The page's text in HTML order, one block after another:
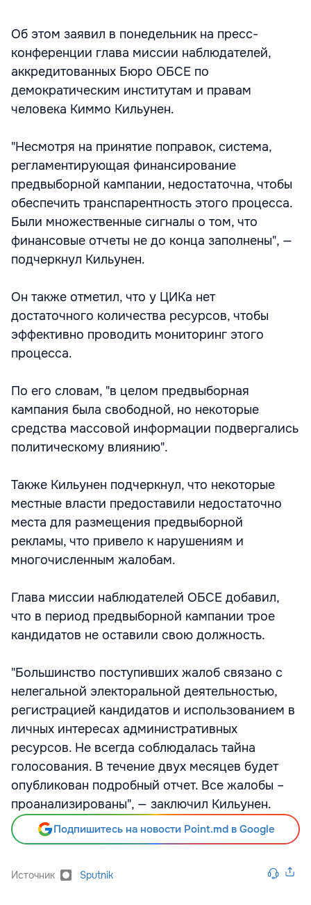
Об этом заявил в понедельник на пресс-
конференции глава миссии наблюдателей,
аккредитованных Бюро ОБСЕ по
демократическим институтам и правам
человека Киммо Кильунен.
"Несмотря на принятие поправок, система,
регламентирующая финансирование
предвыборной кампании, недостаточна, чтобы
обеспечить транспарентность этого процесса.
Были множественные сигналы о том, что
финансовые отчеты не до конца заполнены", —
подчеркнул Кильунен.
Он также отметил, что у ЦИКа нет
достаточного количества ресурсов, чтобы
эффективно проводить мониторинг этого
процесса.
По его словам, "в целом предвыборная
кампания была свободной, но некоторые
средства массовой информации подвергались
политическому влиянию".
Также Кильунен подчеркнул, что некоторые
местные власти предоставили недостаточно
места для размещения предвыборной
рекламы, что привело к нарушениям и
многочисленным жалобам.
Глава миссии наблюдателей ОБСЕ добавил,
что в период предвыборной кампании трое
кандидатов не оставили свою должность.
"Большинство поступивших жалоб связано с
нелегальной электоральной деятельностью,
регистрацией кандидатов и использованием в
личных интересах административных
ресурсов. Не всегда соблюдалась тайна
голосования. В течение двух месяцев будет
опубликован подробный отчет. Все жалобы –
проанализированы", — заключил Кильунен.
Подпишитесь на новости Point.md в Google
Источник Sputnik